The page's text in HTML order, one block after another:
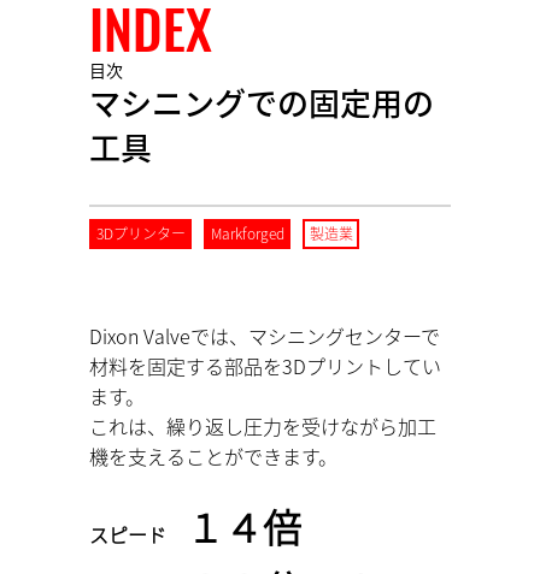
INDEX
目次
マシニングでの固定用の
工具
3Dプリンター Markforged 製造業
Dixon Valveでは、マシニングセンターで
材料を固定する部品を3Dプリントしてい
ます。
これは、繰り返し圧力を受けながら加工
機を支えることができます。
スピード １４倍